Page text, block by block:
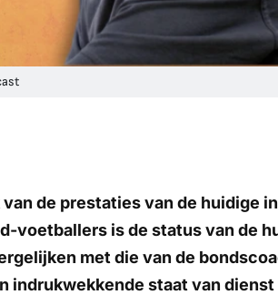
de prestaties van de huidige
voetballers is de status van de
met die van de
indrukwekkende staat van